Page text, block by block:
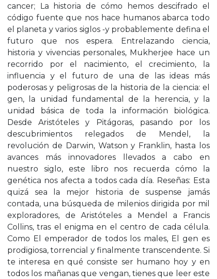
cancer; La historia de cómo hemos descifrado el
código fuente que nos hace humanos abarca todo
el planeta y varios siglos -y probablemente defina el
futuro que nos espera. Entrelazando ciencia,
historia y vivencias personales, Mukherjee hace un
recorrido por el nacimiento, el crecimiento, la
influencia y el futuro de una de las ideas más
poderosas y peligrosas de la historia de la ciencia: el
gen, la unidad fundamental de la herencia, y la
unidad básica de toda la información biológica.
Desde Aristóteles y Pitágoras, pasando por los
descubrimientos relegados de Mendel, la
revolución de Darwin, Watson y Franklin, hasta los
avances más innovadores llevados a cabo en
nuestro siglo, este libro nos recuerda cómo la
genética nos afecta a todos cada día. Reseñas: Esta
quizá sea la mejor historia de suspense jamás
contada, una búsqueda de milenios dirigida por mil
exploradores, de Aristóteles a Mendel a Francis
Collins, tras el enigma en el centro de cada célula.
Como El emperador de todos los males, El gen es
prodigiosa, torrencial y finalmente transcendente. Si
te interesa en qué consiste ser humano hoy y en
todos los mañanas que vengan, tienes que leer este